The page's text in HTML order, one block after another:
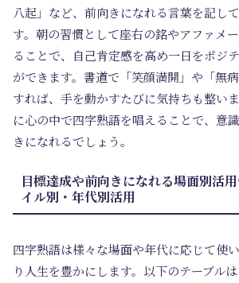
八起」など、前向きになれる言葉を記し
す。朝の習慣として座右の銘やアファメ
ることで、自己肯定感を高め一日をポジ
ができます。書道で「笑顔満開」や「無
すれば、手を動かすたびに気持ちも整い
に心の中で四字熟語を唱えることで、意
きになれるでしょう。
目標達成や前向きになれる場面別活
イル別・年代別活用
四字熟語は様々な場面や年代に応じて使
り人生を豊かにします。以下のテーブル